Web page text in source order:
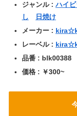
ジャンル :ハイ
し
日焼け
メーカー :
レーベル :
品番 : blk00388
価格 : ￥300~